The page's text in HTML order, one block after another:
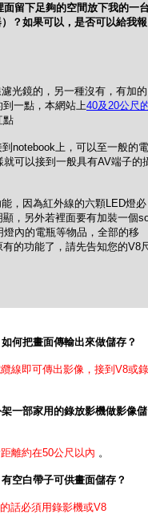
留下足夠的空間放下我的一
？如果可以，是否可以給我報
光鏡的，另一種沒有，有加的
一點，本網站上40及20公尺
點
notebook上，可以至一般的電
可以接到一般具有AV端子的
，因為紅外線的六顆LED燈必
，另外若裡面要有加裝一個
內的電瓶等物品，全部的移
的功能了，請先告知您的V8
如何把畫面傳輸出來做儲存？
線即可傳出影像，接到V8或錄
一部家用的錄放影機做影像儲
離約在50公尺以內 。
空白帶子可供畫面儲存？
話必須用錄影機或V8